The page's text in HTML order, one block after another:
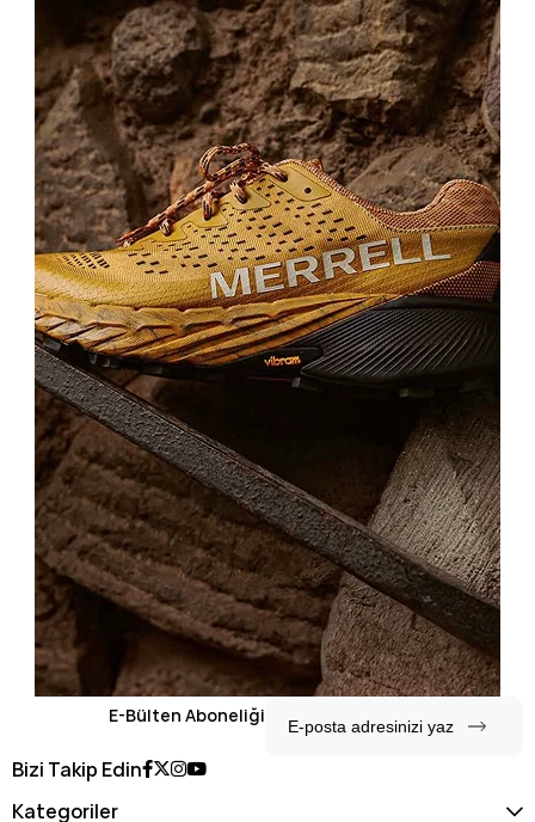
E-Bülten Aboneliği
Bizi Takip Edin
Kategoriler